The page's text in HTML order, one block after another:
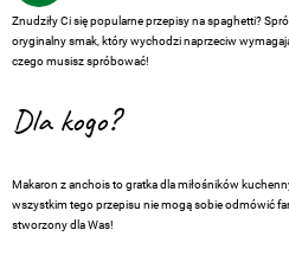
Znudziły Ci się popularne przepisy na spaghetti?
oryginalny smak, który wychodzi naprzeciw
czego musisz spróbować!
Dla kogo?
Makaron z anchois to gratka dla miłośników
wszystkim tego przepisu nie mogą sobie odmówić
stworzony dla Was!